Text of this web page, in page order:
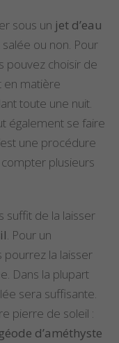
sous un jet d’eau
ou non. Pour
pouvez choisir de
en matière
toute une nuit.
également se faire
une procédure
compter plusieurs
suffit de la laisser
. Pour un
la laisser
Dans la plupart
sera suffisante.
pierre de soleil :
géode d’améthyste